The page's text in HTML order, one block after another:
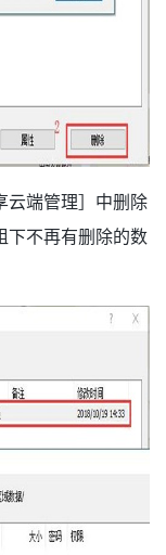
云端管理］中删除
下不再有删除的数